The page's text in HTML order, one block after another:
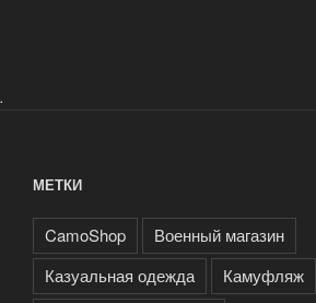
.
МЕТКИ
CamoShop
Военный магазин
Казуальная одежда
Камуфляж